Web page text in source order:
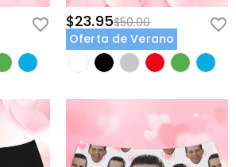
$23.95$50.00
Oferta de Verano